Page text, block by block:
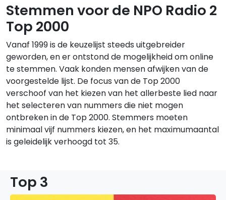
Stemmen voor de NPO Radio 2
Top 2000
Vanaf 1999 is de keuzelijst steeds uitgebreider
geworden, en er ontstond de mogelijkheid om online
te stemmen. Vaak konden mensen afwijken van de
voorgestelde lijst. De focus van de Top 2000
verschoof van het kiezen van het allerbeste lied naar
het selecteren van nummers die niet mogen
ontbreken in de Top 2000. Stemmers moeten
minimaal vijf nummers kiezen, en het maximumaantal
is geleidelijk verhoogd tot 35.
Top 3